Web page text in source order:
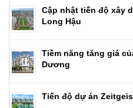
Cập nhật tiến độ xây
Long Hậu
Tiềm năng tăng giá
Dương
Tiến độ dự án